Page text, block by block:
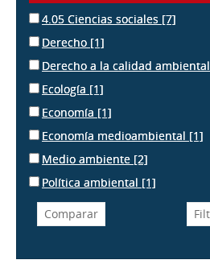
4.05 Ciencias sociales [7]
Derecho [1]
Derecho a la calidad ambiental
Ecología [1]
Economía [1]
Economía medioambiental [1]
Medio ambiente [2]
Política ambiental [1]